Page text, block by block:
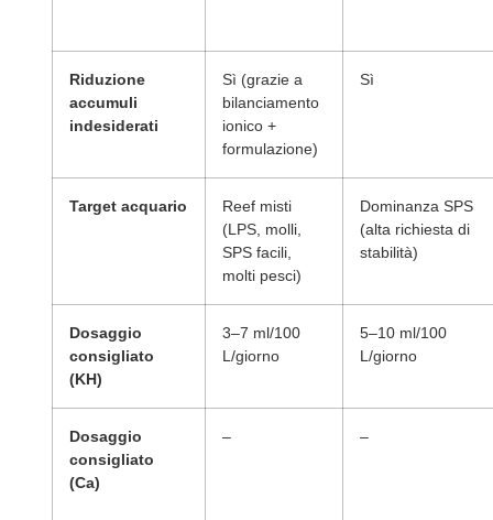
Riduzione
accumuli
indesiderati
Sì (grazie a
bilanciamento
ionico +
formulazione)
Sì
Target acquario
Reef misti
(LPS, molli,
SPS facili,
molti pesci)
Dominanza SPS
(alta richiesta di
stabilità)
Dosaggio
consigliato
(KH)
3–7 ml/100
L/giorno
5–10 ml/100
L/giorno
Dosaggio
consigliato
(Ca)
– –